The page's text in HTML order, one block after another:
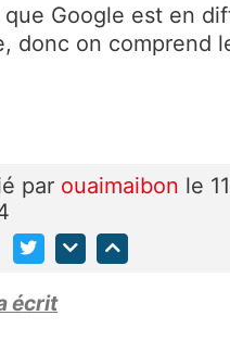
que Google est en
donc on comprend
par ouaimaibon le
écrit